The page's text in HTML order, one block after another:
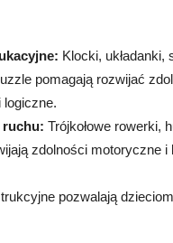
Klocki, układanki,
pomagają rozwijać
logiczne.
ruchu: Trójkołowe rowerki,
zdolności motoryczne i
pozwalają